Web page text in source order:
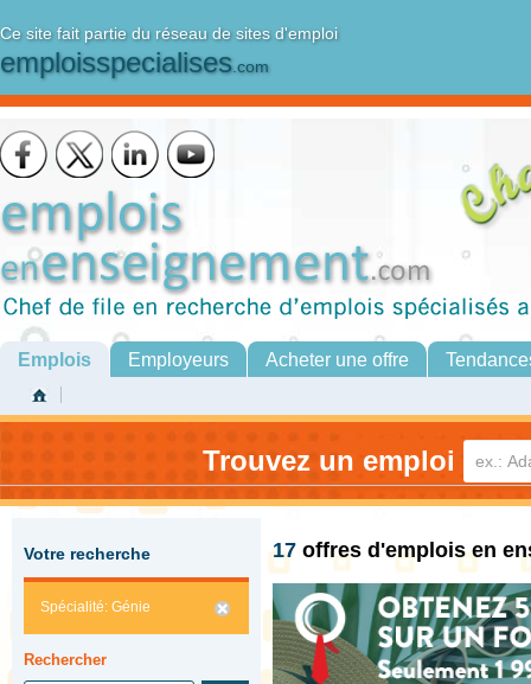
Ce site fait partie du réseau de sites d'emploi
emploisspecialises.com
Emplois Employeurs Acheter une offre
Trouvez un emploi
Votre recherche
Spécialité: Génie
Rechercher
17 offres d'emplois en